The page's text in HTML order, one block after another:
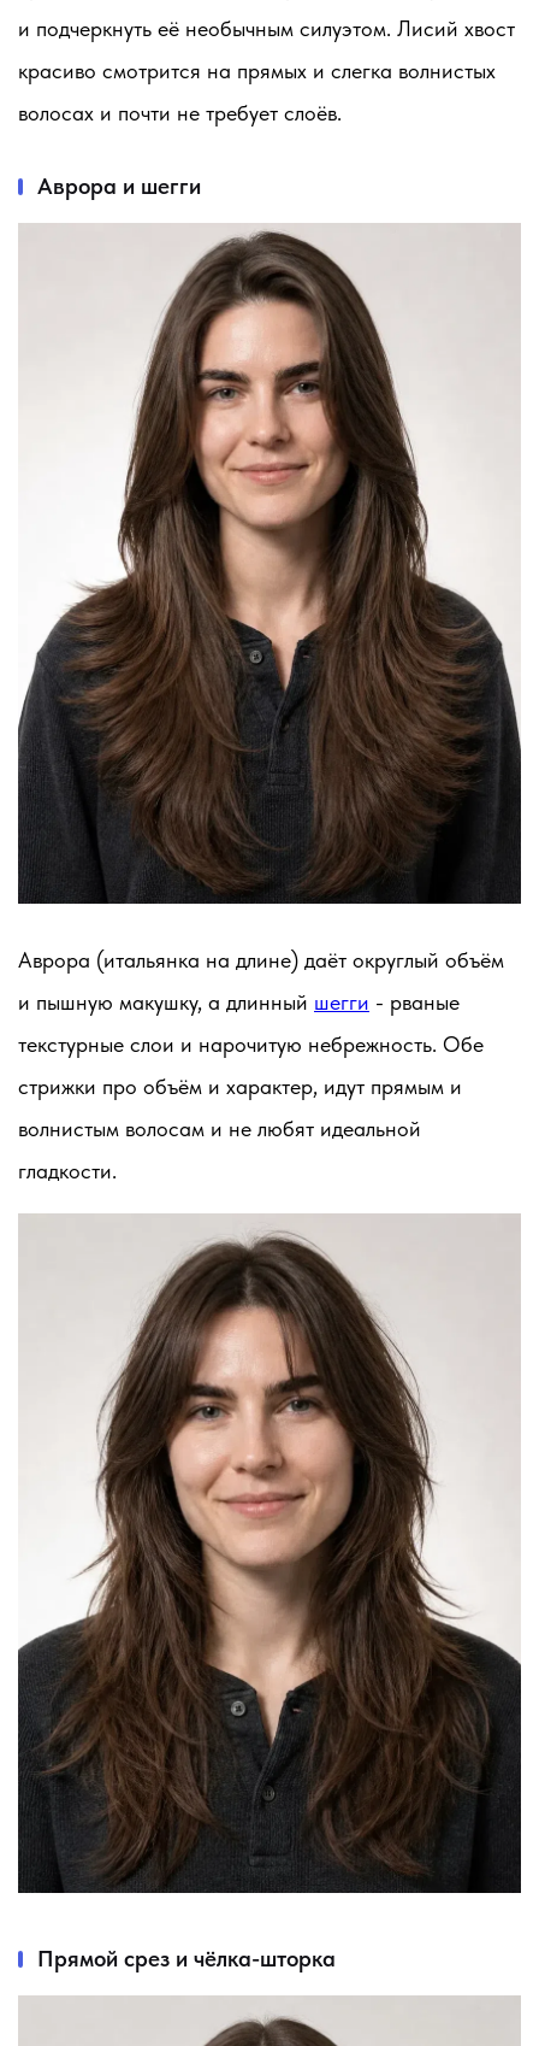
и подчеркнуть её необычным силуэтом. Лисий хвост
красиво смотрится на прямых и слегка волнистых
волосах и почти не требует слоёв.
Аврора и шегги
Аврора (итальянка на длине) даёт округлый объём
и пышную макушку, а длинный шегги - рваные
текстурные слои и нарочитую небрежность. Обе
стрижки про объём и характер, идут прямым и
волнистым волосам и не любят идеальной
гладкости.
Прямой срез и чёлка-шторка